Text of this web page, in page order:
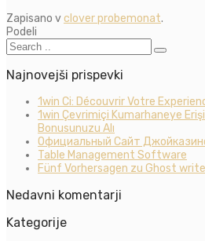
Zapisano vclover probemonat.
Podeli
Najnovejši prispevki
1win Ci: Découvrir Votre
1win Çevrimiçi Kumarhaneye
Bonusunuzu Alı
Официальный Сайт
Table Management Software
Fünf Vorhersagen zu Ghost
Nedavni komentarji
Kategorije